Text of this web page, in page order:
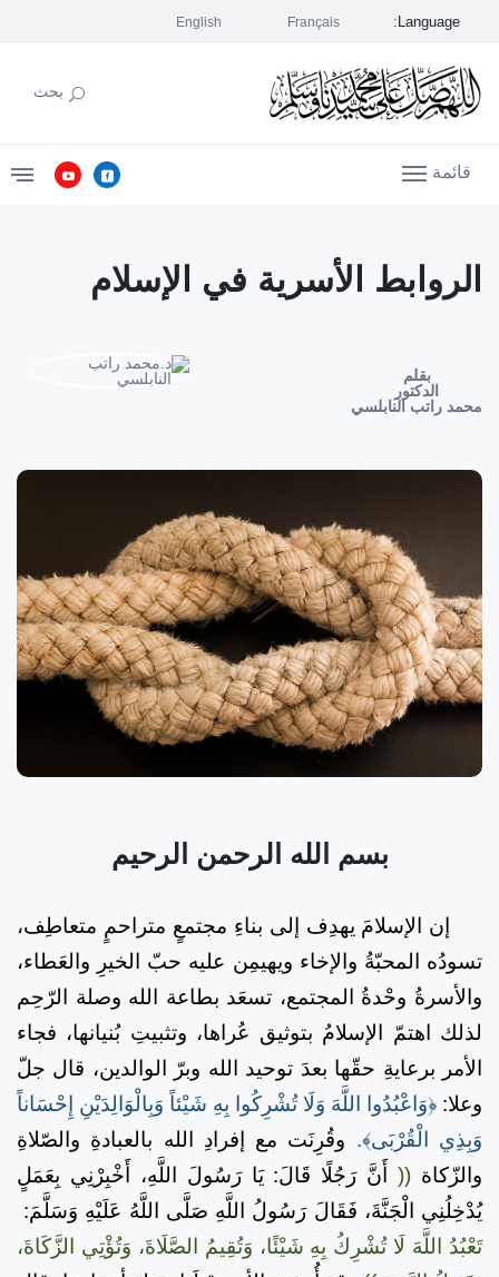
Language:
English Français
بحث
قائمة
الروابط الأسرية في الإسلام
بقلم
الدكتور
محمد راتب النابلسي
بسم الله الرحمن الرحيم
إن الإسلامَ يهدِف إلى بناءِ مجتمعٍ متراحمٍ متعاطِف،
تسودُه المحبّةُ والإخاء ويهيمِن عليه حبّ الخيرِ والعَطاء،
والأسرةُ وحْدةُ المجتمع، تسعَد بطاعة الله وصلة الرّحِم
لذلك اهتمّ الإسلامُ بتوثيق عُراها، وتثبيتِ بُنيانها، فجاء
الأمر برعايةِ حقّها بعدَ توحيد الله وبرّ الوالدين، قال جلّ
وعلا: ﴿وَاعْبُدُوا اللَّهَ وَلَا تُشْرِكُوا بِهِ شَيْئاً وَبِالْوَالِدَيْنِ إِحْسَاناً
وَبِذِي الْقُرْبَى﴾. وقُرِنَت مع إفرادِ الله بالعبادةِ والصّلاةِ
والزّكاة ((
أَنَّ رَجُلًا قَالَ: يَا رَسُولَ اللَّهِ، أَخْبِرْنِي بِعَمَلٍ
يُدْخِلُنِي الْجَنَّةَ، فَقَالَ رَسُولُ اللَّهِ صَلَّى اللَّهُ عَلَيْهِ وَسَلَّمَ:
تَعْبُدُ اللَّهَ لَا تُشْرِكُ بِهِ شَيْئًا، وَتُقِيمُ الصَّلَاةَ، وَتُؤْتِي الزَّكَاةَ،